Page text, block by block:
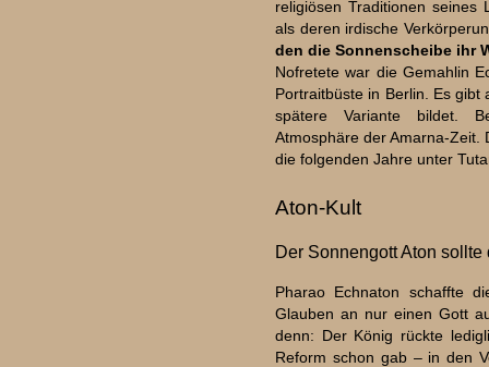
religiösen Traditionen seines
als deren irdische
den die Sonnenscheibe ihr
Nofretete war die Gemahlin
Portraitbüste in Berlin. Es
spätere Variante bildet.
Atmosphäre der Amarna-Zeit.
die folgenden Jahre unter
Aton-Kult
Der Sonnengott Aton
Pharao Echnaton schaffte
Glauben an nur einen Gott
denn: Der König rückte
Reform schon gab – in den